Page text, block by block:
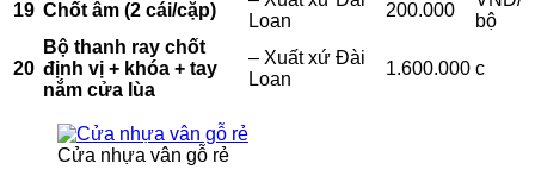
19 Chốt âm (2 cái/cặp)
Loan
200.000
bộ
20
Bộ thanh ray chốt
định vị + khóa + tay
nắm cửa lùa
– Xuất xứ Đài
Loan
1.600.000 c
Cửa nhựa vân gỗ rẻ